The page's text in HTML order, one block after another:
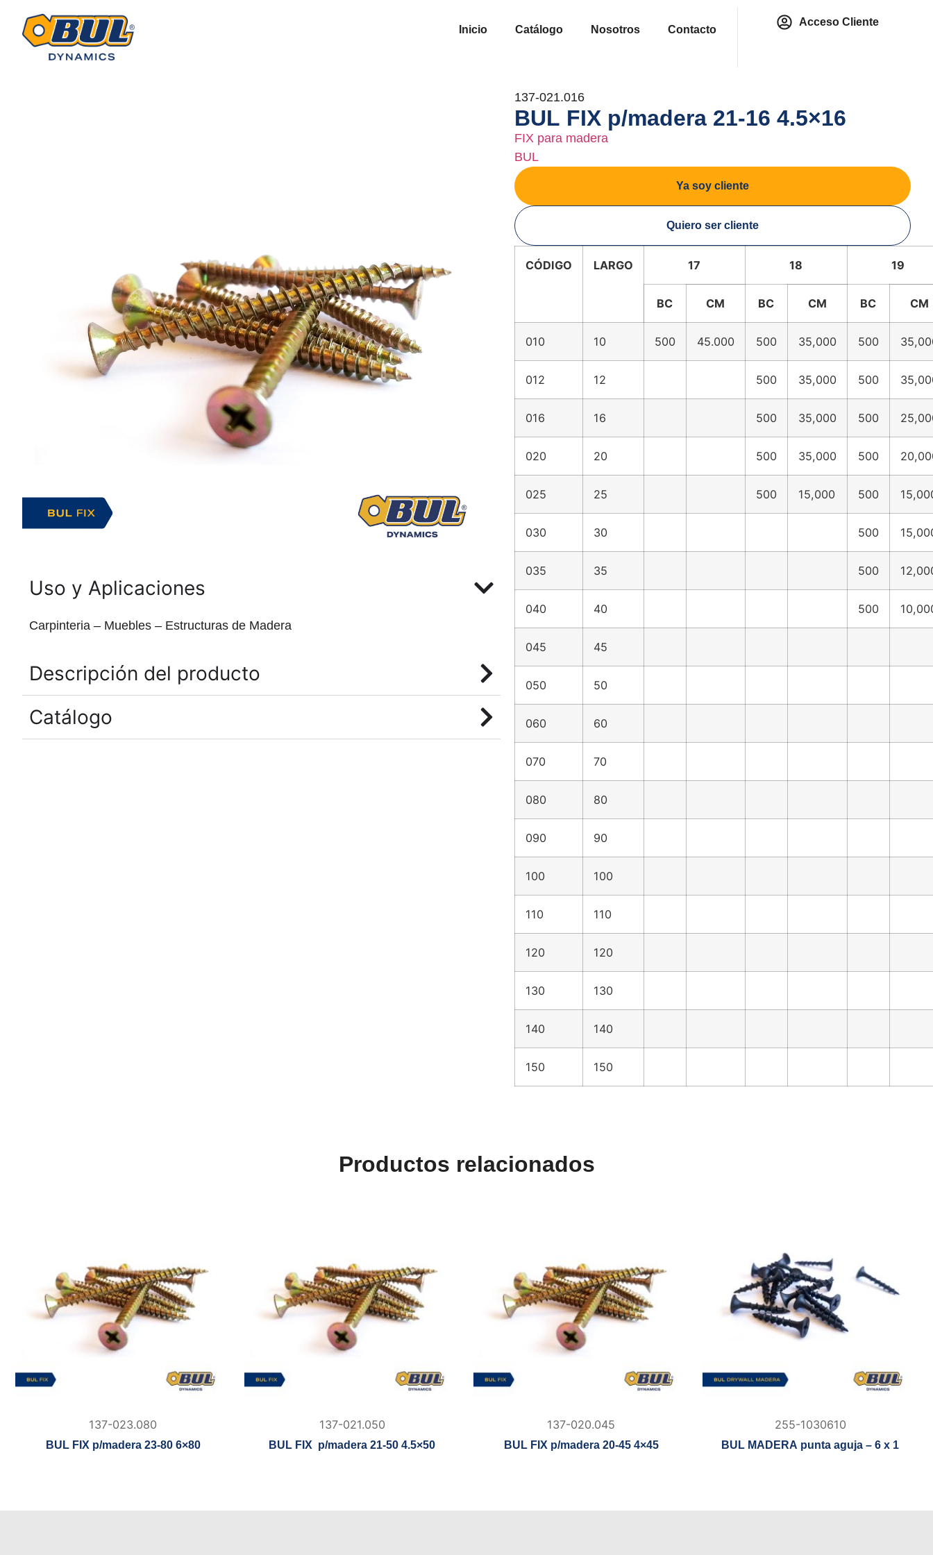
Inicio Catálogo Nosotros Contacto
Acceso Cliente
Uso y Aplicaciones
Carpinteria – Muebles – Estructuras de Madera
Descripción del producto
Catálogo
137-021.016
BUL FIX p/madera 21-16 4.5×16
FIX para madera
BUL
Ya soy cliente
Quiero ser cliente
CÓDIGO LARGO 17 18 19
BC CM BC CM BC CM
010 10 500 45.000 500 35,000 500
012 12 500 35,000 500
016 16 500 35,000 500
020 20 500 35,000 500
025 25 500 15,000 500
030 30 500
035 35 500
040 40 500
045 45
050 50
060 60
070 70
080 80
090 90
100 100
110 110
120 120
130 130
140 140
150 150
Productos relacionados
137-023.080
BUL FIX p/madera 23-80 6×80
137-021.050
BUL FIX p/madera 21-50 4.5×50
137-020.045
BUL FIX p/madera 20-45 4×45
255-1030610
BUL MADERA punta aguja – 6 x 1